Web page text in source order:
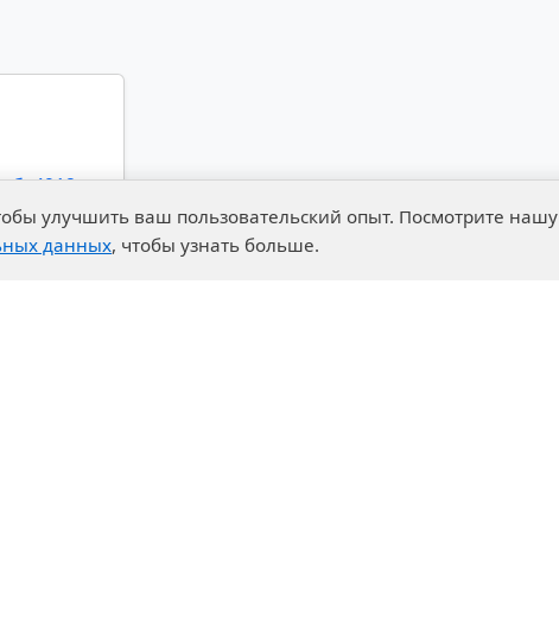
4912
улучшить ваш пользовательский опыт. Посмотрите нашу
данных, чтобы узнать больше.